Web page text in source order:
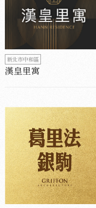
新北市中和區
漢皇里寓